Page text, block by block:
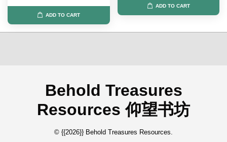
ADD TO CART
ADD TO CART
Behold Treasures
Resources 仰望书坊
© {{2026}} Behold Treasures Resources.